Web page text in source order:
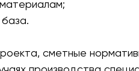
сметные